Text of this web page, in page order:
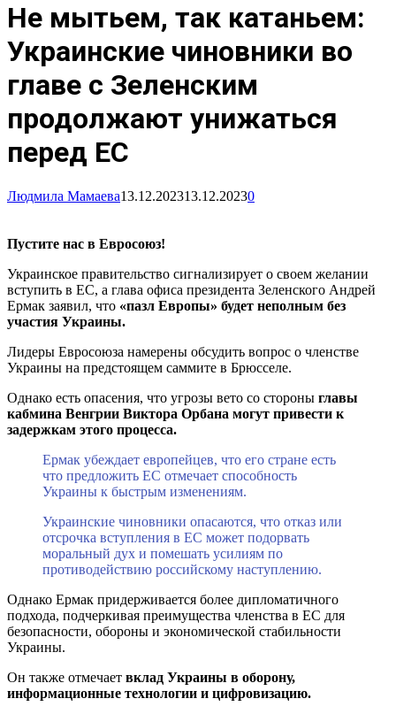
Не мытьем, так катаньем:
Украинские чиновники во
главе с Зеленским
продолжают унижаться
перед ЕС
Людмила Мамаева13.12.202313.12.20230
Пустите нас в Евросоюз!
Украинское правительство сигнализирует о своем желании
вступить в ЕС, а глава офиса президента Зеленского Андрей
Ермак заявил, что «пазл Европы» будет неполным без
участия Украины.
Лидеры Евросоюза намерены обсудить вопрос о членстве
Украины на предстоящем саммите в Брюсселе.
Однако есть опасения, что угрозы вето со стороны главы
кабмина Венгрии Виктора Орбана могут привести к
задержкам этого процесса.
Ермак убеждает европейцев, что его стране есть
что предложить ЕС отмечает способность
Украины к быстрым изменениям.
Украинские чиновники опасаются, что отказ или
отсрочка вступления в ЕС может подорвать
моральный дух и помешать усилиям по
противодействию российскому наступлению.
Однако Ермак придерживается более дипломатичного
подхода, подчеркивая преимущества членства в ЕС для
безопасности, обороны и экономической стабильности
Украины.
Он также отмечает вклад Украины в оборону,
информационные технологии и цифровизацию.